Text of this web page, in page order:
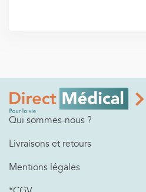
Qui sommes-nous ?
Livraisons et retours
Mentions légales